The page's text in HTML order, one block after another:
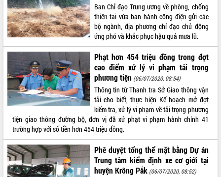
VIDEO
Không có file video nào để phát.
ALBUM ẢNH
Ban Chỉ đạo Trung ương về phòng, chống
thiên tai vừa ban hành công điện gửi các
bộ ngành, địa phương chỉ đạo chủ động
ứng phó và khắc phục hậu quả mưa lũ.
Phạt hơn 454 triệu đồng trong đợt
cao điểm xử lý vi phạm tải trọng
phương tiện (06/07/2020, 08:54)
Thông tin từ Thanh tra Sở Giao thông vận
tải cho biết, thực hiện Kế hoạch mở đợt
kiểm tra, xử lý vi phạm về tải trọng phương
tiện giao thông đường bộ, đơn vị đã xử phạt vi phạm hành chính 41
trường hợp với số tiền hơn 454 triệu đồng.
Phê duyệt tổng thể mặt bằng Dự án
Trung tâm kiểm định xe cơ giới tại
huyện Krông Pắk (06/07/2020, 08:52)